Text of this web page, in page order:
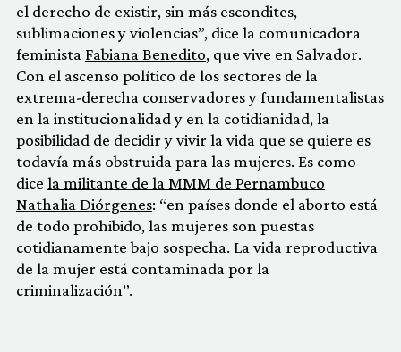
el derecho de existir, sin más escondites,
sublimaciones y violencias”, dice la comunicadora
feminista Fabiana Benedito, que vive en Salvador.
Con el ascenso político de los sectores de la
extrema-derecha conservadores y fundamentalistas
en la institucionalidad y en la cotidianidad, la
posibilidad de decidir y vivir la vida que se quiere es
todavía más obstruida para las mujeres. Es como
dice la militante de la MMM de Pernambuco
Nathalia Diórgenes: “en países donde el aborto está
de todo prohibido, las mujeres son puestas
cotidianamente bajo sospecha. La vida reproductiva
de la mujer está contaminada por la
criminalización”.